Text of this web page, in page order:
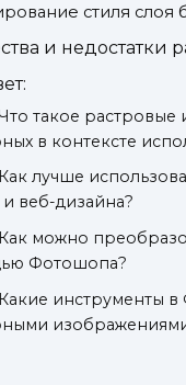
стиля слоя
и недостатки
Что такое растровые
в контексте
Как лучше
и веб-дизайна?
Как можно
Фотошопа?
Какие инструменты